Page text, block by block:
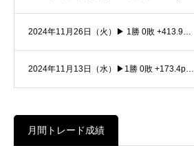
2024年11月26日（火）▶ 1勝 0敗 +413.9…
2024年11月13日（水）▶1勝 0敗 +173.4p…
月間トレード成績